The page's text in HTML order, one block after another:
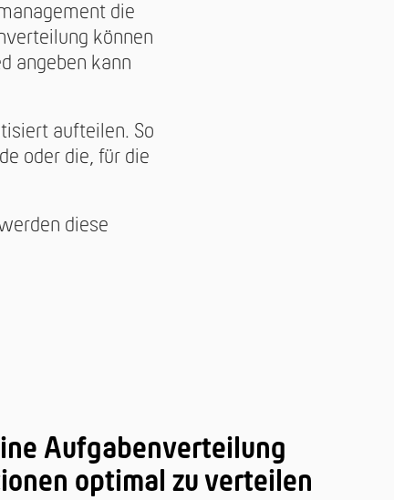
die
können
angeben kann
aufteilen. So
oder die, für die
diese
Aufgabenverteilung
optimal zu verteilen